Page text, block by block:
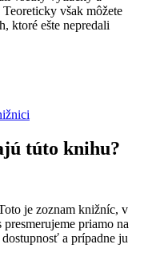
však môžete
ktoré ešte nepredali
túto knihu?
je zoznam knižníc, v
priamo na
a prípadne ju